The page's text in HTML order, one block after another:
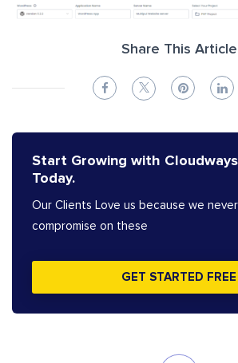
Share This Article
Start Growing with Cloudways
Today.
Our Clients Love us because we never
compromise on these
GET STARTED FREE